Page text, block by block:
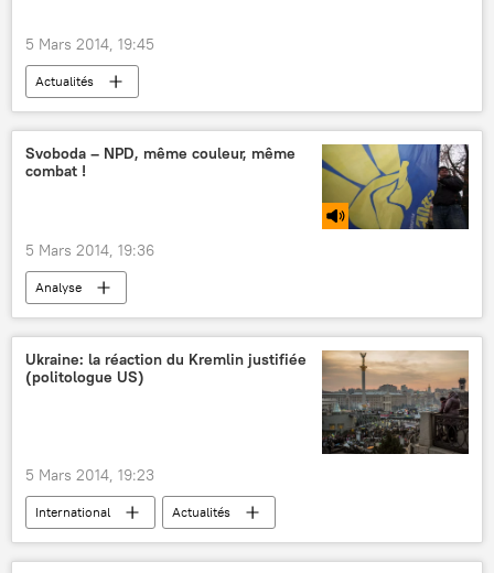
5 Mars 2014, 19:45
Actualités
Svoboda – NPD, même couleur, même
combat !
5 Mars 2014, 19:36
Analyse
Ukraine: la réaction du Kremlin justifiée
(politologue US)
5 Mars 2014, 19:23
International
Actualités
Règlement de la situation en Ukraine (2014)